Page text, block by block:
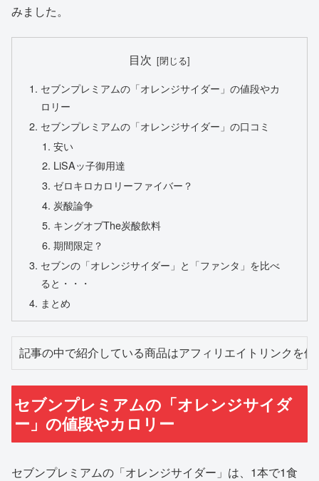
みました。
目次
セブンプレミアムの「オレンジサイダー」の値段やカ
ロリー
セブンプレミアムの「オレンジサイダー」の口コミ
安い
LiSAッ子御用達
ゼロキロカロリーファイバー？
炭酸論争
キングオブThe炭酸飲料
期間限定？
セブンの「オレンジサイダー」と「ファンタ」を比べ
ると・・・
まとめ
記事の中で紹介している商品はアフィリエイトリンクを
セブンプレミアムの「オレンジサイダ
ー」の値段やカロリー
セブンプレミアムの「オレンジサイダー」は、1本で1食